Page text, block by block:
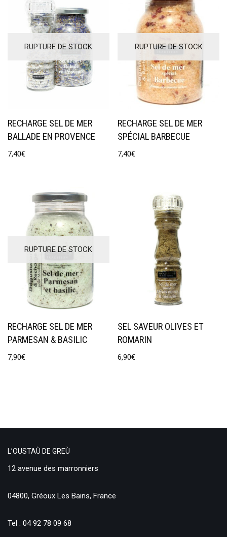
RUPTURE DE STOCK
RECHARGE SEL DE MER
BALLADE EN PROVENCE
7,40€
RUPTURE DE STOCK
RECHARGE SEL DE MER
SPÉCIAL BARBECUE
7,40€
RUPTURE DE STOCK
RECHARGE SEL DE MER
PARMESAN & BASILIC
7,90€
SEL SAVEUR OLIVES ET
ROMARIN
6,90€
L’OUSTAÙ DE GREÙ
12 avenue des marronniers
04800, Gréoux Les Bains, France
Tel : 04 92 78 09 68